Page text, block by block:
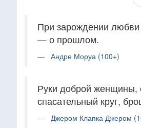
При зарождении
— о прошлом.
Андре Моруа (100+)
Руки доброй женщины,
спасательный круг,
Джером Клапка Джером